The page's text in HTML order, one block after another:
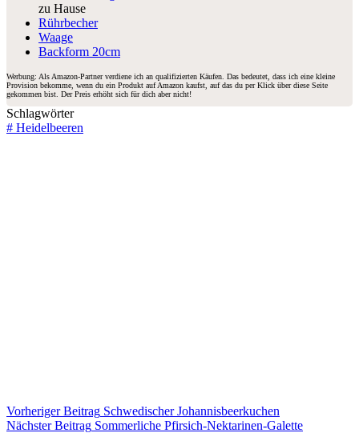
zu Hause
Rührbecher
Waage
Backform 20cm
Werbung: Als Amazon-Partner verdiene ich an qualifizierten Käufen. Das bedeutet, dass ich eine kleine
Provision bekomme, wenn du ein Produkt auf Amazon kaufst, auf das du per Klick über diese Seite
gekommen bist. Der Preis erhöht sich für dich aber nicht!
Schlagwörter
# Heidelbeeren
VorherigerBeitrag Schwedischer Johannisbeerkuchen
NächsterBeitrag Sommerliche Pfirsich-Nektarinen-Galette